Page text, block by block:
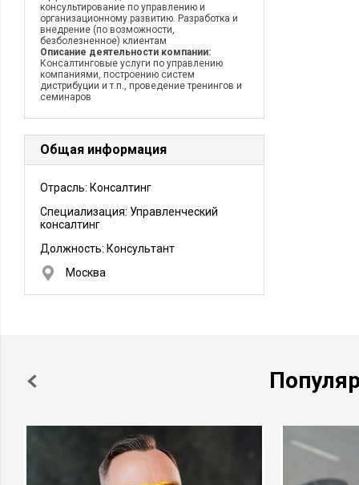
консультирование по управлению и
организационному развитию. Разработка и
внедрение (по возможности,
безболезненное) клиентам
Описание деятельности компании:
Консалтинговые услуги по управлению
компаниями, построению систем
дистрибуции и т.п., проведение тренингов и
семинаров
Общая информация
Отрасль: Консалтинг
Специализация: Управленческий
консалтинг
Должность: Консультант
Москва